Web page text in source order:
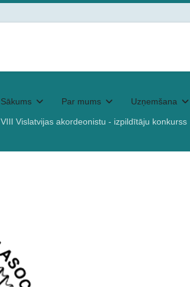
Sākums Par mums Uzņemšana
VIII Vislatvijas akordeonistu - izpildītāju konkurss